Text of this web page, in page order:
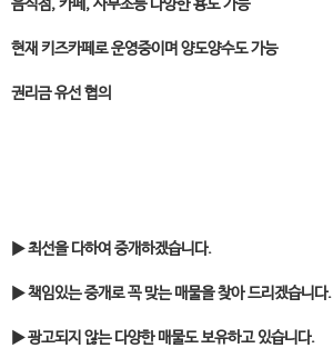
음식점, 카페, 사무소등 다양한 용도 가능
현재 키즈카페로 운영중이며 양도양수도 가능
권리금 유선 협의
▶ 최선을 다하여 중개하겠습니다.
▶ 책임있는 중개로 꼭 맞는 매물을 찾아 드리겠습니다.
▶ 광고되지 않는 다양한 매물도 보유하고 있습니다.